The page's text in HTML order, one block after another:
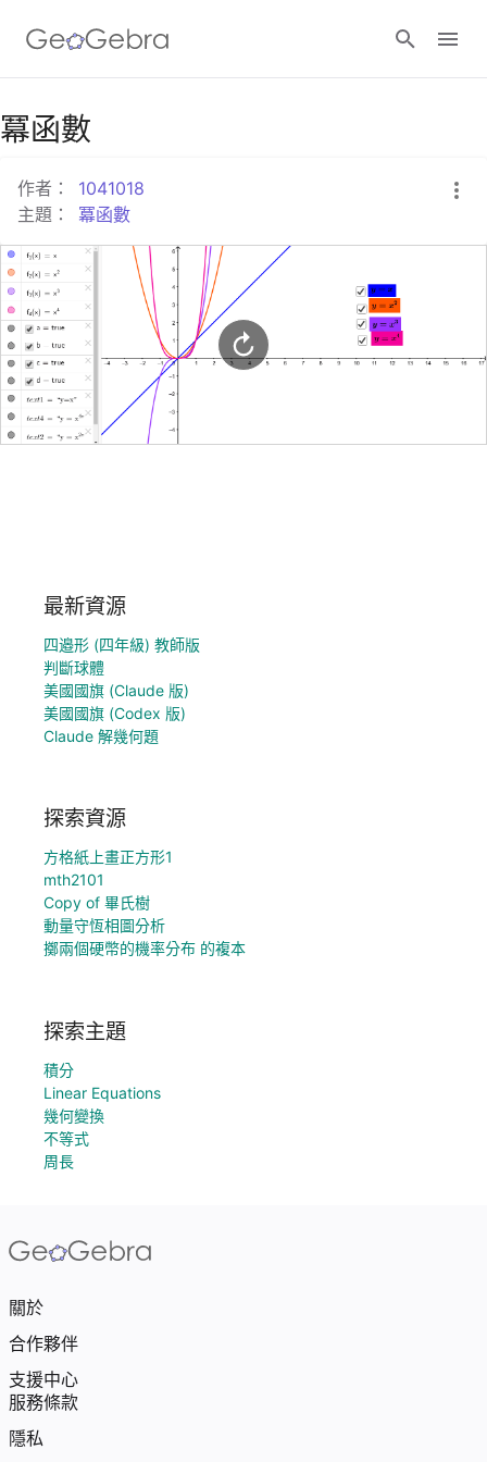
Google Classroom
GeoGebra Classroom
登入
冪函數
作者：
1041018
主題：
冪函數
最新資源
四邉形 (四年級) 教師版
判斷球體
美國國旗 (Claude 版)
美國國旗 (Codex 版)
Claude 解幾何題
探索資源
方格紙上畫正方形1
mth2101
Copy of 畢氏樹
動量守恆相圖分析
擲兩個硬幣的機率分布 的複本
探索主題
積分
Linear Equations
幾何變換
不等式
周長
關於
合作夥伴
支援中心
服務條款
隱私